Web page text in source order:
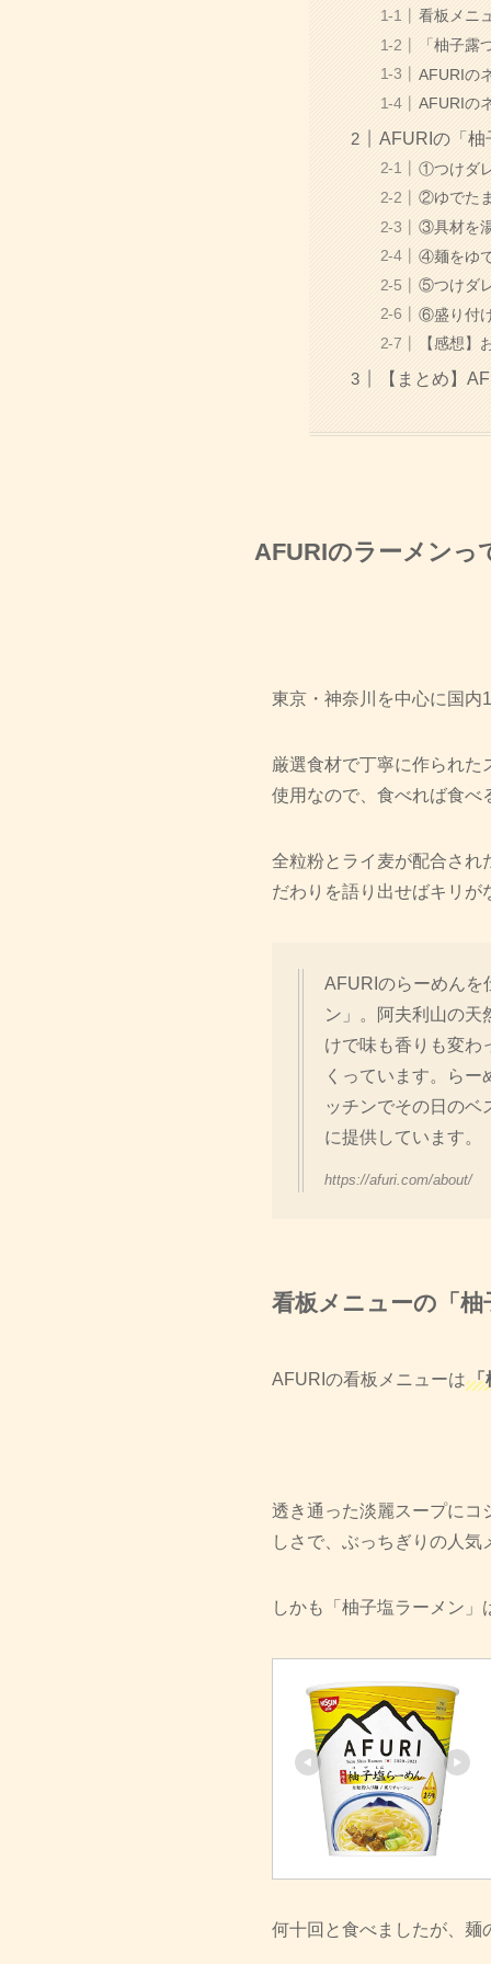
看板メニ
「柚子露
AFURIの
AFURIの
AFURIの「柚
①つけダ
②ゆでた
③具材を
④麺をゆ
⑤つけダ
⑥盛り付
【感想】
【まとめ】
AFURIのラーメンっ
東京・神奈川を中心に国内
厳選食材で丁寧に作られた
使用なので、食べれば食べ
全粒粉とライ麦が配合され
だわりを語り出せばキリが
AFURIのらーめんを
ン」。阿夫利山の天
けで味も香りも変わ
くっています。ら
ッチンでその日のベ
に提供しています。
https://afuri.com/about/
看板メニューの「柚
AFURIの看板メニューは「
透き通った淡麗スープに
しさで、ぶっちぎりの人気
しかも「柚子塩ラーメン」
何十回と食べましたが、麺